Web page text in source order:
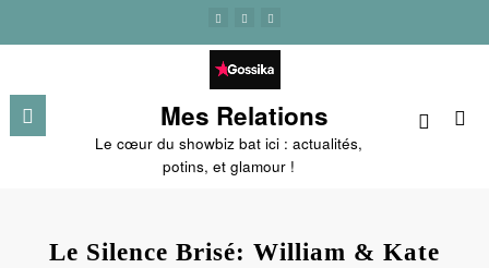
contenu
Mes Relations
Le cœur du showbiz bat ici : actualités,
potins, et glamour !
Le Silence Brisé: William & Kate